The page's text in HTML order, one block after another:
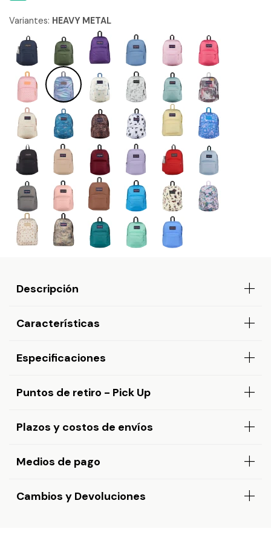
Variantes: HEAVY METAL
Descripción
Características
Especificaciones
Puntos de retiro - Pick Up
Plazos y costos de envíos
Medios de pago
Cambios y Devoluciones